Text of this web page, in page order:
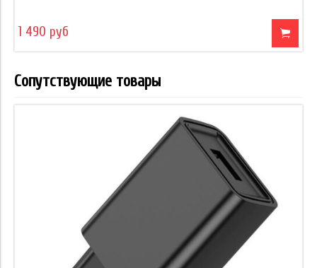
1 490 руб
Сопутствующие товары